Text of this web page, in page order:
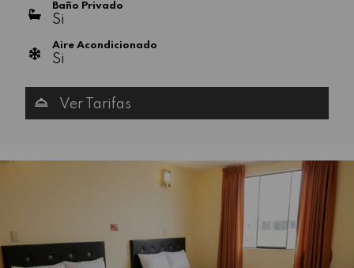
Baño Privado
Si
Aire Acondicionado
Si
Ver Tarifas